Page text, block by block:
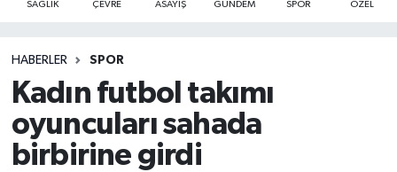
SAĞLIK ÇEVRE ASAYİŞ GÜNDEM SPOR ÖZEL
HABERLER SPOR
Kadın futbol takımı
oyuncuları sahada
birbirine girdi
Haber Arşivi